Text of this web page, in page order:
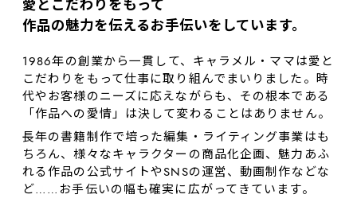
愛とこだわりをもって
作品の魅⼒を伝えるお⼿伝いをしています。
1986年の創業から一貫して、キャラメル・ママは愛と
こだわりをもって仕事に取り組んでまいりました。時
代やお客様のニーズに応えながらも、その根本である
「作品への愛情」は決して変わることはありません。
長年の書籍制作で培った編集・ライティング事業はも
ちろん、様々なキャラクターの商品化企画、魅力あふ
れる作品の公式サイトやSNSの運営、動画制作などな
ど……お⼿伝いの幅も確実に広がってきています。